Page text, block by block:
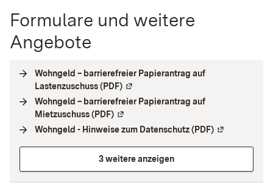
Formulare und weitere
Angebote
Wohngeld – barrierefreier Papierantrag auf
Lastenzuschuss (PDF) Externe Verlinkung
Wohngeld – barrierefreier Papierantrag auf
Mietzuschuss (PDF) Externe Verlinkung
Wohngeld - Hinweise zum Datenschutz (PDF) Externe
3 weitere anzeigen